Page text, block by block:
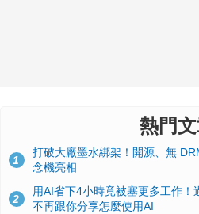
熱門
1
打破大廠墨水綁架！開源、無
念機亮相
2
用AI省下4小時竟被塞更多工作
不再跟你分享怎麼使用AI